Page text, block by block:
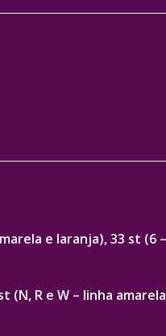
e laranja), 33 st (6
(N, R e W – linha